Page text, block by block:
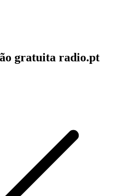
gratuita radio.pt